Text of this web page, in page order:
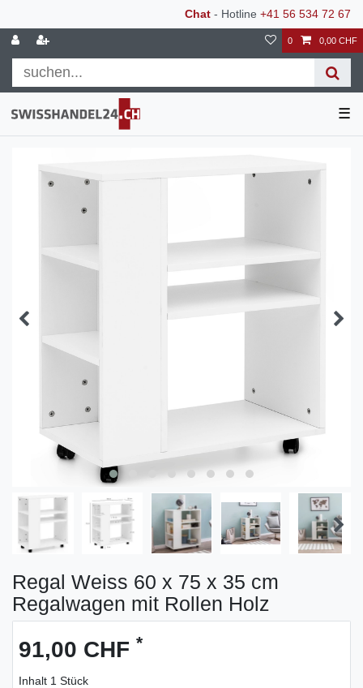
Chat - Hotline +41 56 534 72 67
0 0,00 CHF
☰
Regal Weiss 60 x 75 x 35 cm
Regalwagen mit Rollen Holz
91,00 CHF *
Inhalt 1 Stück